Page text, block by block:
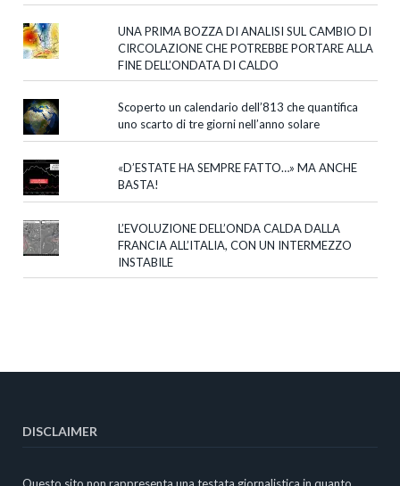
UNA PRIMA BOZZA DI ANALISI SUL CAMBIO DI
CIRCOLAZIONE CHE POTREBBE PORTARE ALLA
FINE DELL’ONDATA DI CALDO
Scoperto un calendario dell’813 che quantifica
uno scarto di tre giorni nell’anno solare
«D’ESTATE HA SEMPRE FATTO…» MA ANCHE
BASTA!
L’EVOLUZIONE DELL’ONDA CALDA DALLA
FRANCIA ALL’ITALIA, CON UN INTERMEZZO
INSTABILE
DISCLAIMER